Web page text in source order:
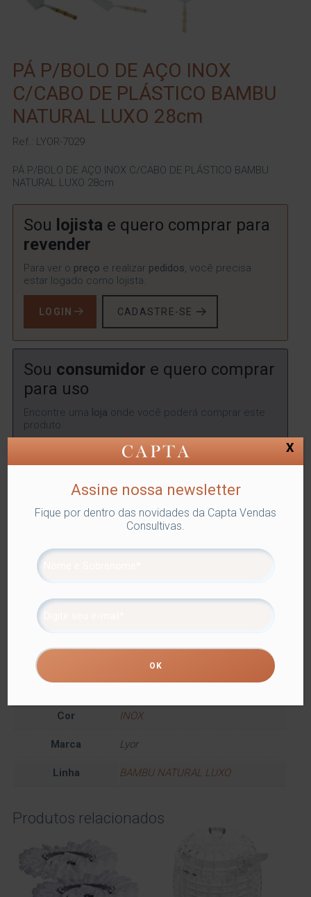
PÁ P/BOLO DE AÇO INOX
C/CABO DE PLÁSTICO BAMBU
NATURAL LUXO 28cm
Ref.: LYOR-7029
PÁ P/BOLO DE AÇO INOX C/CABO DE PLÁSTICO BAMBU
NATURAL LUXO 28cm
Sou lojista e quero comprar para
revender
Para ver o preço e realizar pedidos, você precisa
estar logado como lojista.
LOGIN CADASTRE-SE
Sou consumidor e quero comprar
para uso
Encontre uma loja onde você poderá comprar este
produto.
SKU: LYOR-7029 Categorias:ACESSÓRIOS COZINHA,Lyor
Tags:ACESSÓRIOS COZINHA
Informação adicional
Informação adicional
Cor INOX
Marca Lyor
Linha BAMBU NATURAL LUXO
Produtos relacionados
Assine nossa newsletter
Fique por dentro das novidades da Capta Vendas
Consultivas.
X